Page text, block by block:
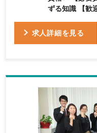
ずる知識 【歓迎資格】 〇税理士科目合格 〇税理士
求人詳細を見る